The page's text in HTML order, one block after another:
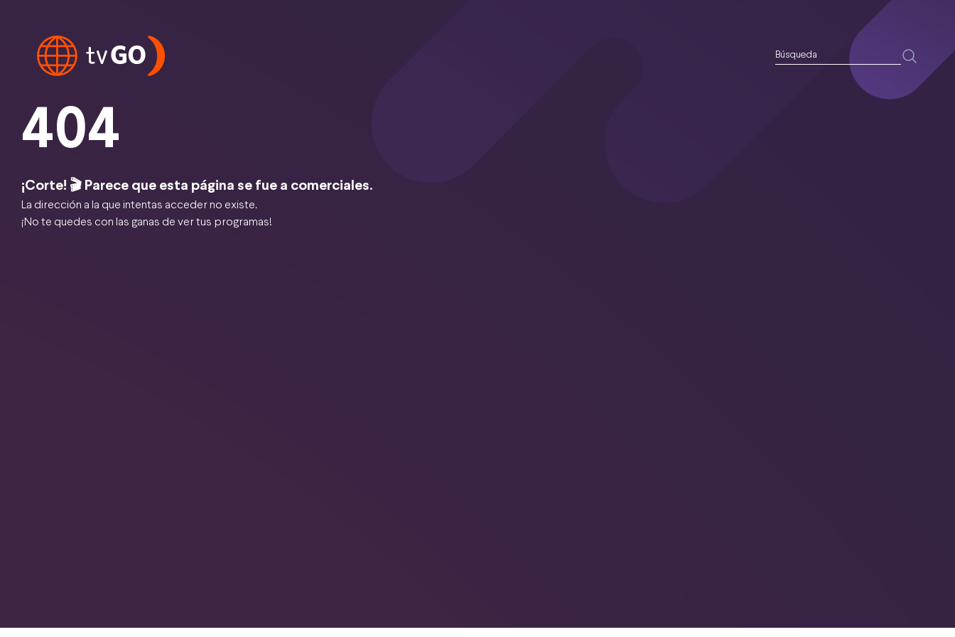
404
¡Corte! 🎬 Parece que esta página se fue a comerciales.
La dirección a la que intentas acceder no existe.
¡No te quedes con las ganas de ver tus programas!